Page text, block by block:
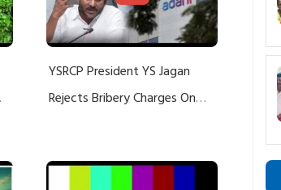
YSRCP President YS Jagan
Rejects Bribery Charges On